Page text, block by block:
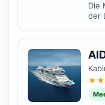
Die
der